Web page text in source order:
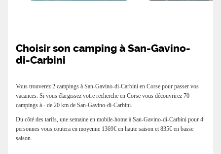
Choisir son camping à San-Gavino-
di-Carbini
Vous trouverez 2 campings à San-Gavino-di-Carbini en Corse pour passer vos
vacances. Si vous élargissez votre recherche en Corse vous découvrirez 70
campings à - de 20 km de San-Gavino-di-Carbini.
Du côté des tarifs, une semaine en mobile-home à San-Gavino-di-Carbini pour 4
personnes vous coutera en moyenne 1369€ en haute saison et 835€ en basse
saison. .